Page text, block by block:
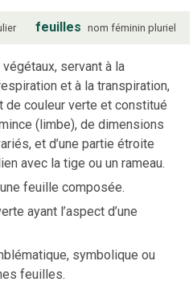
feuilles nom féminin pluriel
servant à la
et à la transpiration,
de couleur verte et constitué
(limbe), de dimensions
et d’une partie étroite
avec la tige ou un rameau.
feuille composée.
ayant l’aspect d’une
symbolique ou
feuilles.